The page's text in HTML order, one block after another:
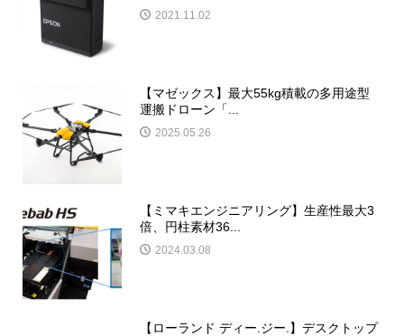
2021.11.02
【マゼックス】最大55kg積載の多用途型
運搬ドローン「...
2025.05.26
【ミマキエンジニアリング】生産性最大3
倍、円柱素材36...
2024.03.08
【ローランド ディー.ジー.】デスクトップ